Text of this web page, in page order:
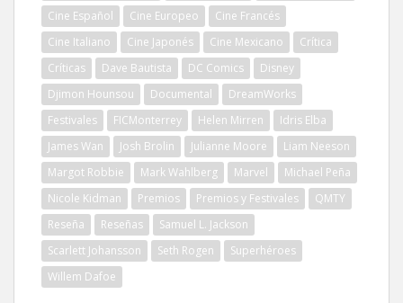
Cine Español
Cine Europeo
Cine Francés
Cine Italiano
Cine Japonés Cine Mexicano
Crítica
Críticas
Dave Bautista DC Comics
Disney
Djimon Hounsou
Documental
DreamWorks
Festivales
FICMonterrey Helen Mirren
Idris Elba
James Wan
Josh Brolin Julianne Moore
Liam Neeson
Margot Robbie
Mark Wahlberg Marvel
Michael Peña
Nicole Kidman
Premios Premios y Festivales
QMTY
Reseña
Reseñas
Samuel L. Jackson
Scarlett Johansson
Seth Rogen
Superhéroes
Willem Dafoe